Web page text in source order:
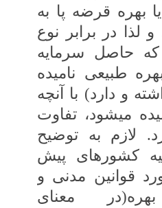
بهره قرضه پا به
لذا در برابر نوع
که حاصل‏ سرمایه‏
طبیعی نامیده
و دارد) با آنچه
می‏شود، تفاوت
لازم به توضیح‏
کشورهای پیش
قوانین مدنی و
معنای‏